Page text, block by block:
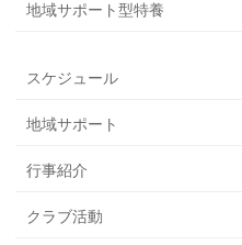
地域サポート型特養
スケジュール
地域サポート
行事紹介
クラブ活動